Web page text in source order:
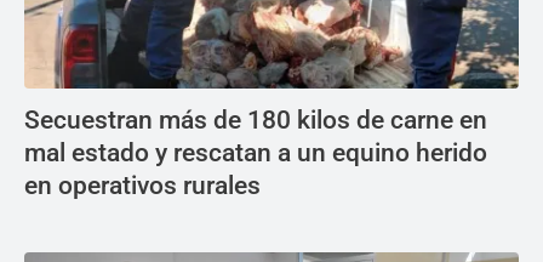
Secuestran más de 180 kilos de carne en
mal estado y rescatan a un equino herido
en operativos rurales